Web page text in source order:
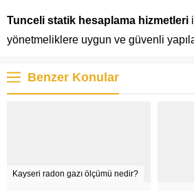
Tunceli statik hesaplama hizmetleri
yönetmeliklere uygun ve güvenli
Benzer Konular
Kayseri radon gazı ölçümü nedir?